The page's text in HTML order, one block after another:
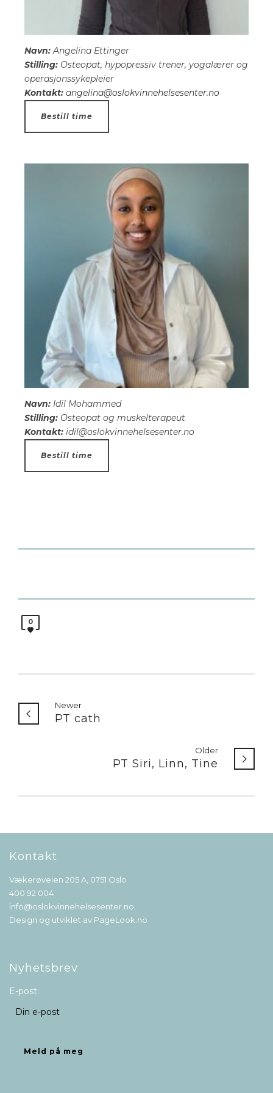
Navn:Angelina Ettinger
Stilling: Osteopat, hypopressiv trener, yogalærer og
operasjonssykepleier
Kontakt: angelina@oslokvinnehelsesenter.no
Bestill time
Navn: Idil Mohammed
Stilling: Osteopat og muskelterapeut
Kontakt: idil@oslokvinnehelsesenter.no
Bestill time
0
Newer
PT cath
Older
PT Siri, Linn, Tine
Kontakt
Vækerøveien 205 A, 0751 Oslo
400 92 004
info@oslokvinnehelsesenter.no
Design og utviklet av PageLook.no
Nyhetsbrev
E-post: